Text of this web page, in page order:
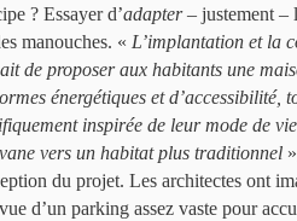
? Essayer d’adapter– justement –
manouches. « L’implantation et la
de proposer aux habitants une
énergétiques et d’accessibilité,
inspirée de leur mode de
vers un habitat plus traditionnel
du projet. Les architectes ont
d’un parking assez vaste pour